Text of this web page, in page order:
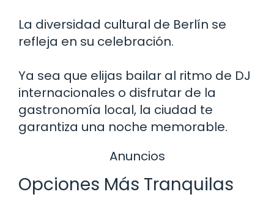
La diversidad cultural de Berlín se
refleja en su celebración.
Ya sea que elijas bailar al ritmo de DJ
internacionales o disfrutar de la
gastronomía local, la ciudad te
garantiza una noche memorable.
Anuncios
Opciones Más Tranquilas